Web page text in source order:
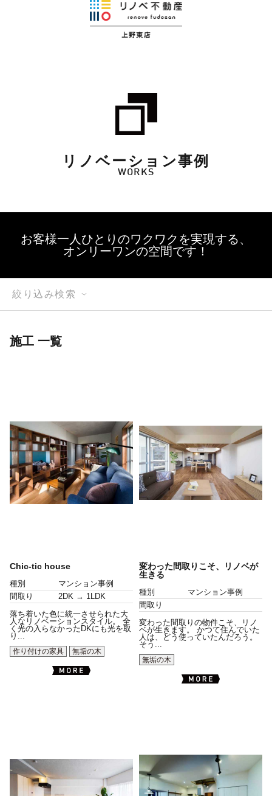
リノベーション事例
WORKS
お客様一人ひとりのワクワクを実現する、
オンリーワンの空間です！
絞り込み検索
施工 一覧
Chic-tic house
種別
マンション事例
間取り
2DK → 1LDK
落ち着いた色に統一させられた大
人なリノベーションスタイル。 全
く光の入らなかったDKにも光を取
り...
作り付けの家具
無垢の木
変わった間取りこそ、リノベが
生きる
種別
マンション事例
間取り
変わった間取りの物件こそ、リノ
ベが生きます。 かつて住んでいた
人は、どう使っていたんだろう。
そう...
無垢の木